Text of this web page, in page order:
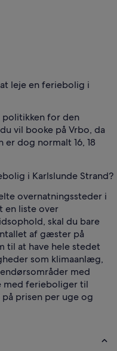
leje en feriebolig i
politikken for den
vil booke på Vrbo, da
er dog normalt 16, 18
i Karlslunde Strand?
overnatningssteder i
en liste over
skal du bare
af gæster på
til at have hele stedet
som klimaanlæg,
med
med ferieboliger til
prisen per uge og